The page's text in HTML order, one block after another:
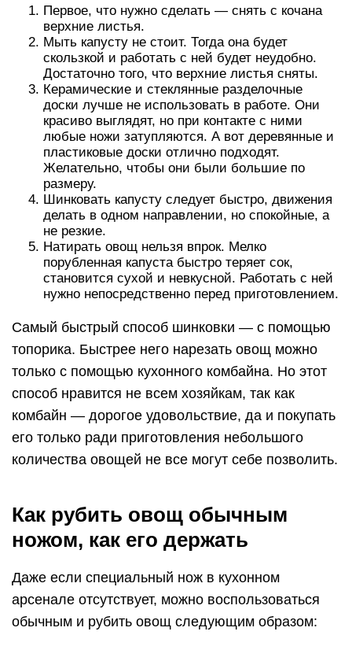
Первое, что нужно сделать — снять с кочана
верхние листья.
Мыть капусту не стоит. Тогда она будет
скользкой и работать с ней будет неудобно.
Достаточно того, что верхние листья сняты.
Керамические и стеклянные разделочные
доски лучше не использовать в работе. Они
красиво выглядят, но при контакте с ними
любые ножи затупляются. А вот деревянные и
пластиковые доски отлично подходят.
Желательно, чтобы они были большие по
размеру.
Шинковать капусту следует быстро, движения
делать в одном направлении, но спокойные, а
не резкие.
Натирать овощ нельзя впрок. Мелко
порубленная капуста быстро теряет сок,
становится сухой и невкусной. Работать с ней
нужно непосредственно перед приготовлением.
Самый быстрый способ шинковки — с помощью
топорика. Быстрее него нарезать овощ можно
только с помощью кухонного комбайна. Но этот
способ нравится не всем хозяйкам, так как
комбайн — дорогое удовольствие, да и покупать
его только ради приготовления небольшого
количества овощей не все могут себе позволить.
Как рубить овощ обычным
ножом, как его держать
Даже если специальный нож в кухонном
арсенале отсутствует, можно воспользоваться
обычным и рубить овощ следующим образом: